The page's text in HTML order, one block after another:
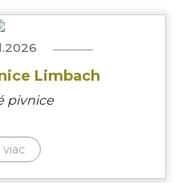
Limbach
pivnice